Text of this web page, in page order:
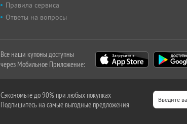
Правила сервиса
Ответы на вопросы
Все наши купоны доступны
через Мобильное Приложение:
Сэкономьте до 90% при любых покупках
Подпишитесь на самые выгодные предложения